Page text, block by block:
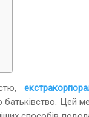
батьківство. Цей